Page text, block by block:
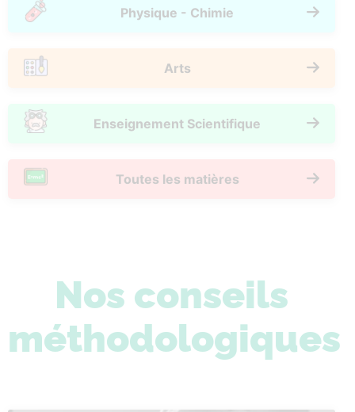
Physique - Chimie
Arts
Enseignement Scientifique
Toutes les matières
Nos conseils
méthodologiques